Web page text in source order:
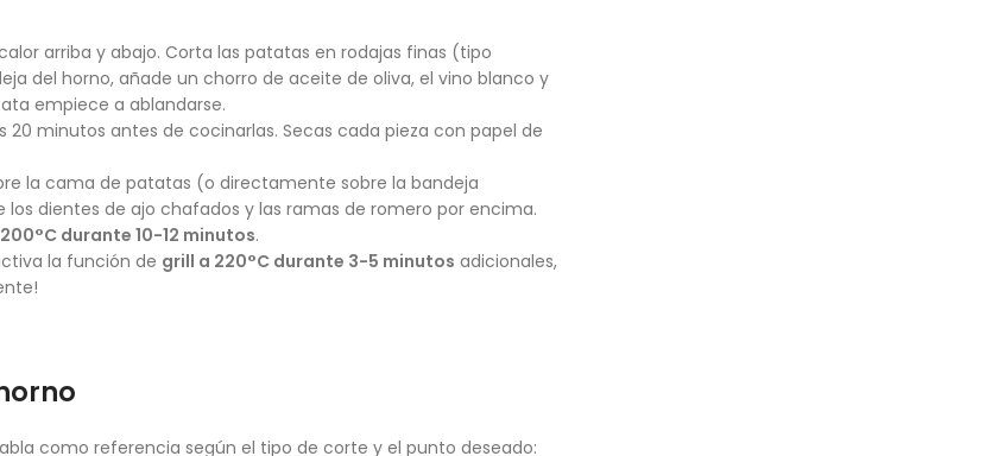
arriba y abajo. Corta las patatas en rodajas finas (tipo
del horno, añade un chorro de aceite de oliva, el vino blanco y
empiece a ablandarse.
20 minutos antes de cocinarlas. Secas cada pieza con papel de
la cama de patatas (o directamente sobre la bandeja
los dientes de ajo chafados y las ramas de romero por encima.
200°C durante 10-12 minutos.
la función de grill a 220°C durante 3-5 minutos adicionales,
como referencia según el tipo de corte y el punto deseado: